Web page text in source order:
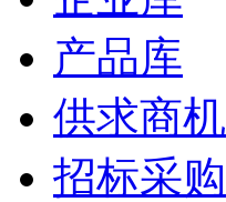
产品库
供求商机
招标采购